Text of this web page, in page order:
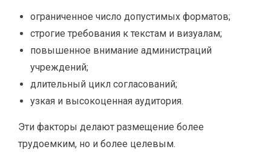
ограниченное число допустимых форматов;
строгие требования к текстам и визуалам;
повышенное внимание администраций
учреждений;
длительный цикл согласований;
узкая и высокоценная аудитория.
Эти факторы делают размещение более
трудоемким, но и более целевым.